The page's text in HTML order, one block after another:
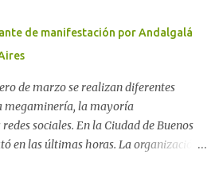
se escucha en las canciones del
de manifestación por Andalgalá
de marzo se realizan diferentes
megaminería, la mayoría
sociales. En la Ciudad de Buenos
en las últimas horas. La organización